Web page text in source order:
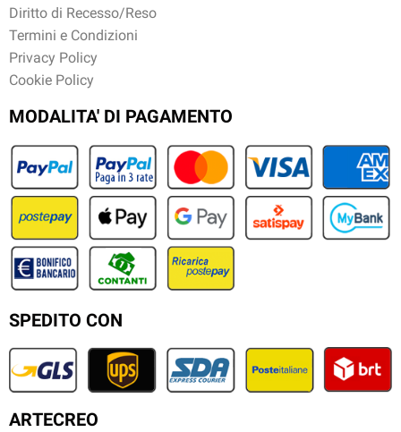
Diritto di Recesso/Reso
Termini e Condizioni
Privacy Policy
Cookie Policy
MODALITA' DI PAGAMENTO
SPEDITO CON
ARTECREO